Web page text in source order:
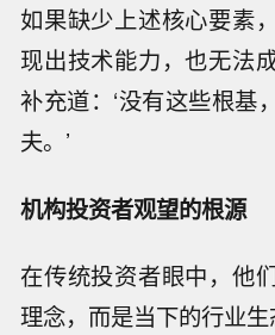
如果缺少上述核心要素
现出技术能力，也无法
补充道：‘没有这些根基
夫。’
机构投资者观望的根源
在传统投资者眼中，他
理念，而是当下的行业生